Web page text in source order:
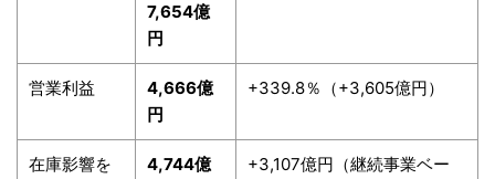
7,654億
円
営業利益
4,666億
円
+339.8％（+3,605億円）
在庫影響を
4,744億
+3,107億円（継続事業ベー